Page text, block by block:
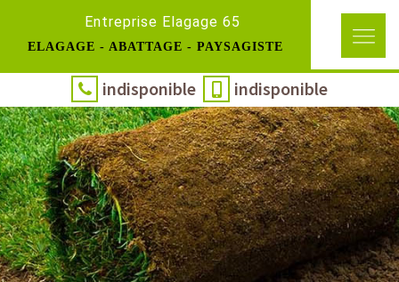
Entreprise Elagage 65
ELAGAGE - ABATTAGE - PAYSAGISTE
indisponible indisponible